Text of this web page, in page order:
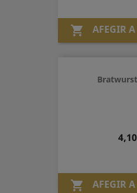
 AFEGIR
Preu
 AFEGIR